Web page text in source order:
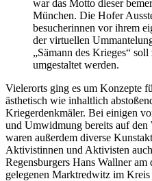
war das Motto dieser
München. Die Hofer
besucherinnen vor ihrem
der virtuellen
„Sämann des Krieges“
umgestaltet werden.
Vielerorts ging es um Konzepte
ästhetisch wie inhaltlich
Kriegerdenkmäler. Bei einigen
und Umwidmung bereits auf
waren außerdem diverse
Aktivistinnen und Aktivisten
Regensburgers Hans Wallner
gelegenen Marktredwitz im